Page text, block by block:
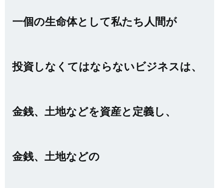
一個の生命体として私たち人間が
投資しなくてはならないビジネスは、
金銭、土地などを資産と定義し、
金銭、土地などの